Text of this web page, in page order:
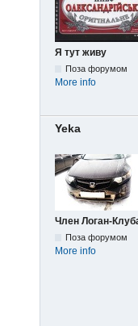
Я тут живу
Поза форумом
More info
Yeka
Член Логан-
Поза форумом
More info